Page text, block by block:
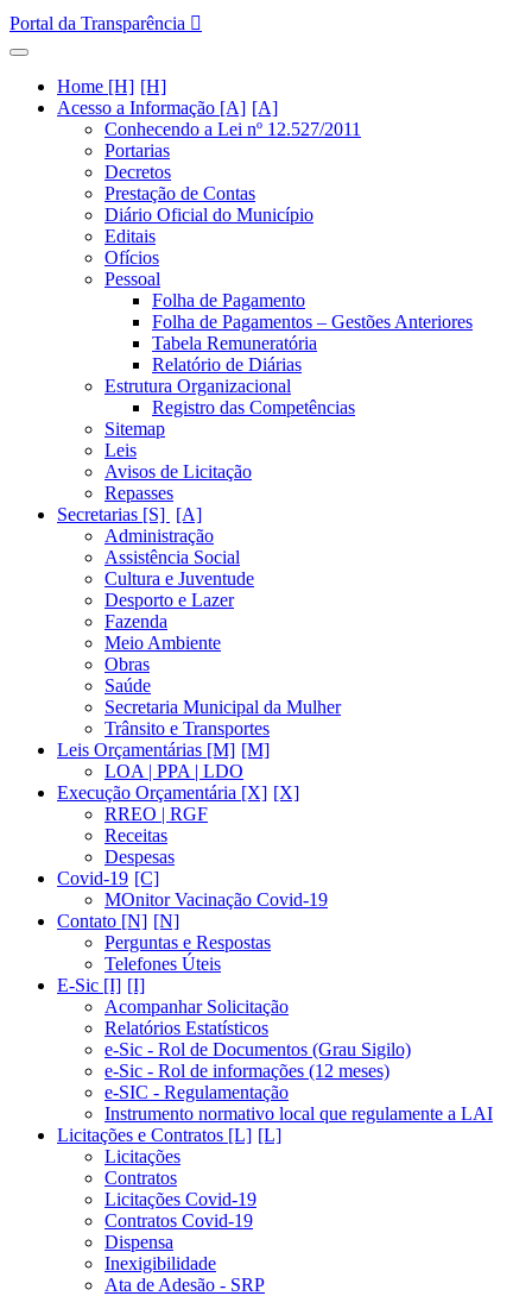
Portal da Transparência
Home [H]
Acesso a Informação [A]
Conhecendo a Lei nº 12.527/2011
Portarias
Decretos
Prestação de Contas
Diário Oficial do Município
Editais
Ofícios
Pessoal
Folha de Pagamento
Folha de Pagamentos – Gestões Anteriores
Tabela Remuneratória
Relatório de Diárias
Estrutura Organizacional
Registro das Competências
Sitemap
Leis
Avisos de Licitação
Repasses
Secretarias [S]
Administração
Assistência Social
Cultura e Juventude
Desporto e Lazer
Fazenda
Meio Ambiente
Obras
Saúde
Secretaria Municipal da Mulher
Trânsito e Transportes
Leis Orçamentárias [M]
LOA | PPA | LDO
Execução Orçamentária [X]
RREO | RGF
Receitas
Despesas
Covid-19
MOnitor Vacinação Covid-19
Contato [N]
Perguntas e Respostas
Telefones Úteis
E-Sic [I]
Acompanhar Solicitação
Relatórios Estatísticos
e-Sic - Rol de Documentos (Grau Sigilo)
e-Sic - Rol de informações (12 meses)
e-SIC - Regulamentação
Instrumento normativo local que regulamente a LAI
Licitações e Contratos [L]
Licitações
Contratos
Licitações Covid-19
Contratos Covid-19
Dispensa
Inexigibilidade
Ata de Adesão - SRP